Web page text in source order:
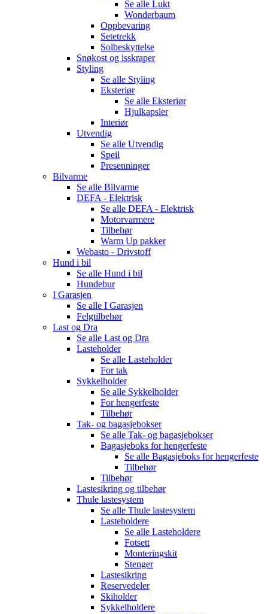
Se alle Lukt
Wonderbaum
Oppbevaring
Setetrekk
Solbeskyttelse
Snøkost og isskraper
Styling
Se alle Styling
Eksteriør
Se alle Eksteriør
Hjulkapsler
Interiør
Utvendig
Se alle Utvendig
Speil
Presenninger
Bilvarme
Se alle Bilvarme
DEFA - Elektrisk
Se alle DEFA - Elektrisk
Motorvarmere
Tilbehør
Warm Up pakker
Webasto - Drivstoff
Hund i bil
Se alle Hund i bil
Hundebur
I Garasjen
Se alle I Garasjen
Felgtilbehør
Last og Dra
Se alle Last og Dra
Lasteholder
Se alle Lasteholder
For tak
Sykkelholder
Se alle Sykkelholder
For hengerfeste
Tilbehør
Tak- og bagasjebokser
Se alle Tak- og bagasjebokser
Bagasjeboks for hengerfeste
Se alle Bagasjeboks for hengerfeste
Tilbehør
Tilbehør
Lastesikring og tilbehør
Thule lastesystem
Se alle Thule lastesystem
Lasteholdere
Se alle Lasteholdere
Fotsett
Monteringskit
Stenger
Lastesikring
Reservedeler
Skiholder
Sykkelholdere